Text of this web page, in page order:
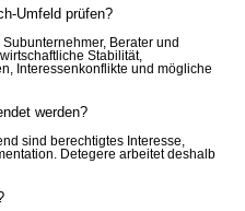
Umfeld prüfen?
Berater und
Stabilität,
Interessenkonflikte und mögliche
werden?
sind berechtigtes Interesse,
Detegere arbeitet deshalb